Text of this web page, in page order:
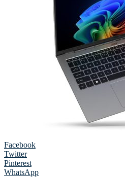
Facebook
Twitter
Pinterest
WhatsApp